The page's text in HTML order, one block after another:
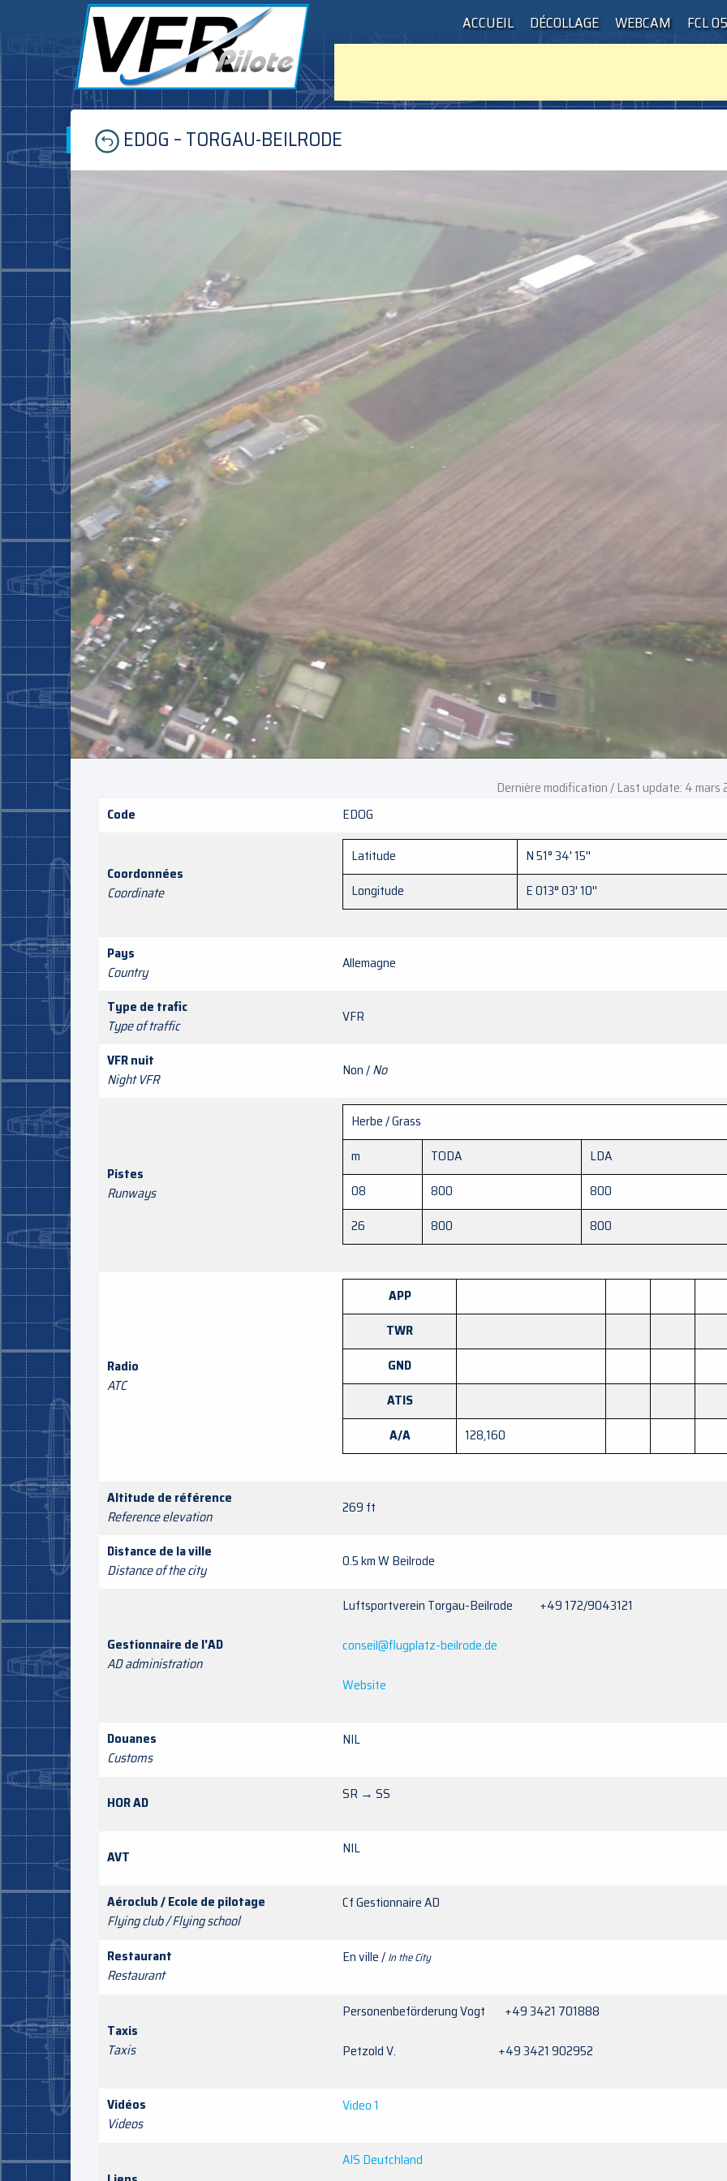
ACCUEIL DÉCOLLAGE WEBCAM FCL
Skip
content
EDOG – TORGAU-BEILRODE
Dernière modification / Last update: 4 mars
Code
EDOG
Coordonnées
Coordinate
Latitude
N 51° 34' 15''
Longitude
E 013° 03' 10''
Pays
Country
Allemagne
Type de trafic
Type of traffic
VFR
VFR nuit
Night VFR
Non /No
Pistes
Runways
Herbe / Grass
m
TODA
LDA
08
800
800
26
800 800
Radio
ATC
APP
TWR
GND
ATIS
A/A
128,160
Altitude de référence
Reference elevation
269 ft
Distance de la ville
Distance of the city
0.5 km W Beilrode
Gestionnaire de l'AD
AD administration
Luftsportverein Torgau-Beilrode +49 172/9043121
conseil@flugplatz-beilrode.de
Website
Douanes
Customs
NIL
HOR AD SR → SS
AVT NIL
Aéroclub / Ecole de pilotage
Flying club / Flying school
Cf Gestionnaire AD
Restaurant
Restaurant
En ville /In the City
Taxis
Taxis
Personenbeförderung Vogt +49 3421 701888
Petzold V. +49 3421 902952
Vidéos
Videos
Video 1
AIS Deutchland